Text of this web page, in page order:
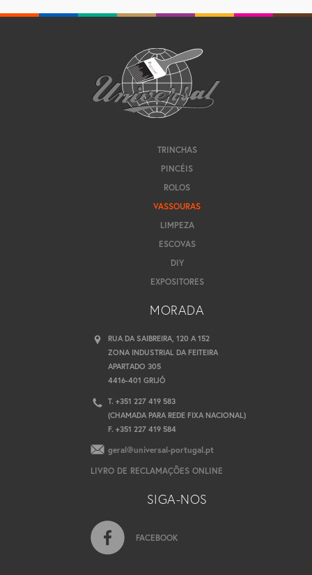
TRINCHAS
PINCÉIS
ROLOS
VASSOURAS
LIMPEZA
ESCOVAS
DIY
EXPOSITORES
MORADA
RUA DA SAIBREIRA, 120 A 152
ZONA INDUSTRIAL DA FEITEIRA
APARTADO 305
4416-401 GRIJÓ
T. +351 227 419 583
(CHAMADA PARA REDE FIXA NACIONAL)
F. +351 227 419 584
geral@universal-portugal.pt
LIVRO DE RECLAMAÇÕES ONLINE
SIGA-NOS
FACEBOOK